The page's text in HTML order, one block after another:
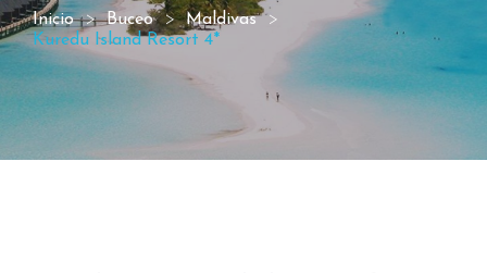
Inicio Buceo
Maldivas
Kuredu Island Resort 4*